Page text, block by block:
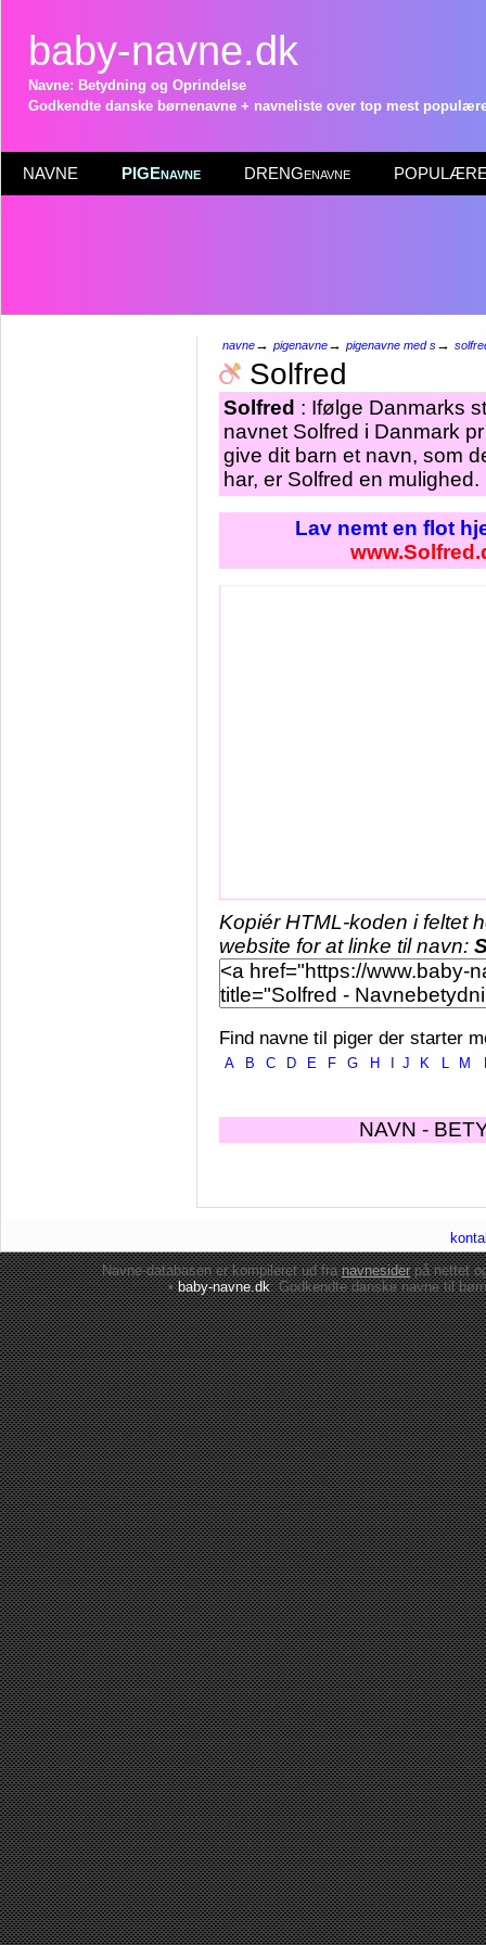
baby-navne.dk
Navne: Betydning og Oprindelse
Godkendte danske børnenavne + navneliste over top mest
NAVNE PIGEnavne DRENGenavne POPULÆRE
navne→ pigenavne→ pigenavne med s→
Solfred
Solfred : Ifølge Danmarks
navnet Solfred i Danmark
give dit barn et navn, som
har, er Solfred en mulighed.
Lav nemt en flot
Kopiér HTML-koden i feltet
website for at linke til navn:
Find navne til piger der starter
A B C D E F G H J K L M
NAVN -
Navne-databasen er kompileret ud franavnesiderpå nettet
•baby-navne.dk: Godkendte danskenavne til børn